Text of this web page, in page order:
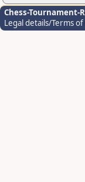
Chess-Tournament-
Legal details/Terms of